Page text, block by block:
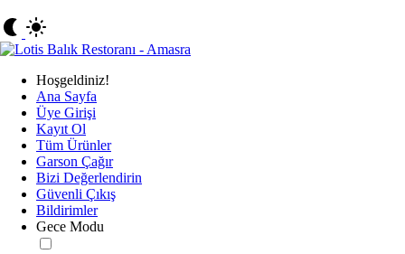
Hoşgeldiniz!
Ana Sayfa
Üye Girişi
Kayıt Ol
Tüm Ürünler
Garson Çağır
Bizi Değerlendirin
Güvenli Çıkış
Bildirimler
Gece Modu